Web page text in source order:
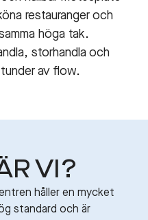
restauranger och
höga tak.
storhandla och
av flow.
VI?
håller en mycket
standard och är